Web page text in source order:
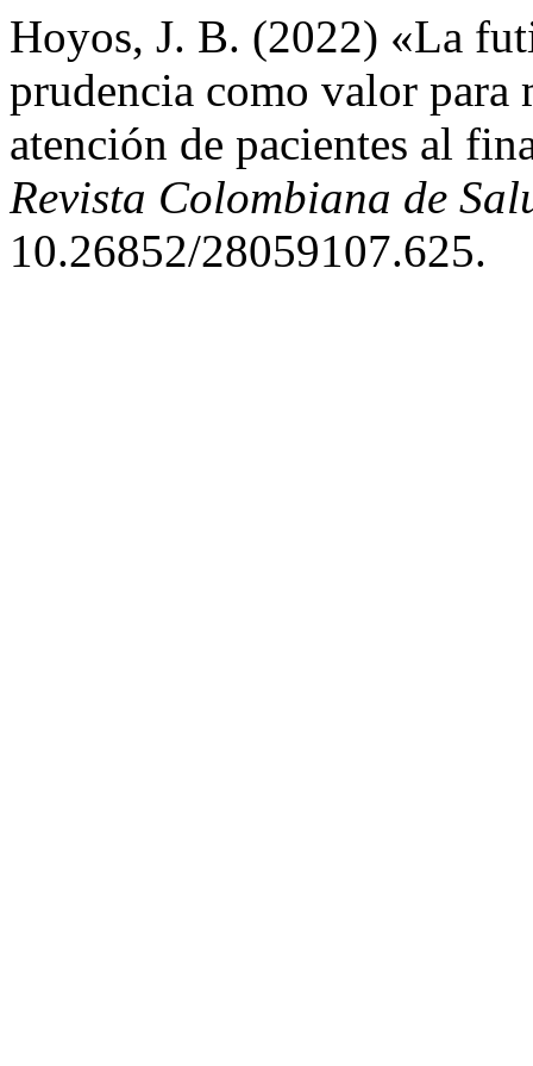
Hoyos, J. B. (2022) «La
prudencia como valor para
atención de pacientes al
Revista Colombiana de
10.26852/28059107.625.